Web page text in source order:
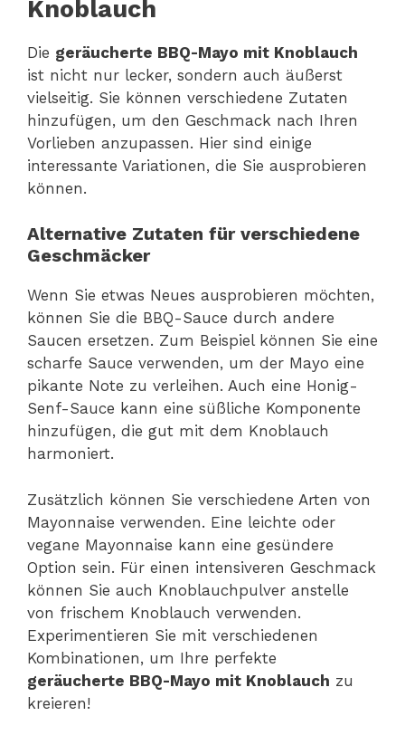
Knoblauch
Die geräucherte BBQ-Mayo mit Knoblauch
ist nicht nur lecker, sondern auch äußerst
vielseitig. Sie können verschiedene Zutaten
hinzufügen, um den Geschmack nach Ihren
Vorlieben anzupassen. Hier sind einige
interessante Variationen, die Sie ausprobieren
können.
Alternative Zutaten für verschiedene
Geschmäcker
Wenn Sie etwas Neues ausprobieren möchten,
können Sie die BBQ-Sauce durch andere
Saucen ersetzen. Zum Beispiel können Sie eine
scharfe Sauce verwenden, um der Mayo eine
pikante Note zu verleihen. Auch eine Honig-
Senf-Sauce kann eine süßliche Komponente
hinzufügen, die gut mit dem Knoblauch
harmoniert.
Zusätzlich können Sie verschiedene Arten von
Mayonnaise verwenden. Eine leichte oder
vegane Mayonnaise kann eine gesündere
Option sein. Für einen intensiveren Geschmack
können Sie auch Knoblauchpulver anstelle
von frischem Knoblauch verwenden.
Experimentieren Sie mit verschiedenen
Kombinationen, um Ihre perfekte
geräucherte BBQ-Mayo mit Knoblauch zu
kreieren!